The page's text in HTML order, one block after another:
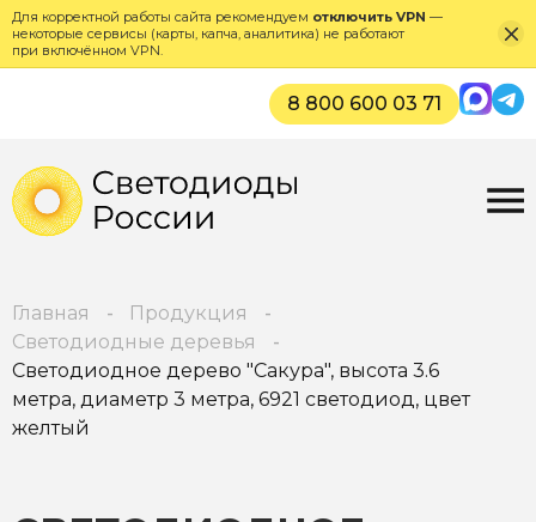
Для корректной работы сайта рекомендуем отключить VPN —
некоторые сервисы (карты, капча, аналитика) не работают
при включённом VPN.
8 800 600 03 71 Max
Главная
Продукция
Светодиодные деревья
Светодиодное дерево "Сакура", высота 3.6
метра, диаметр 3 метра, 6921 светодиод, цвет
желтый